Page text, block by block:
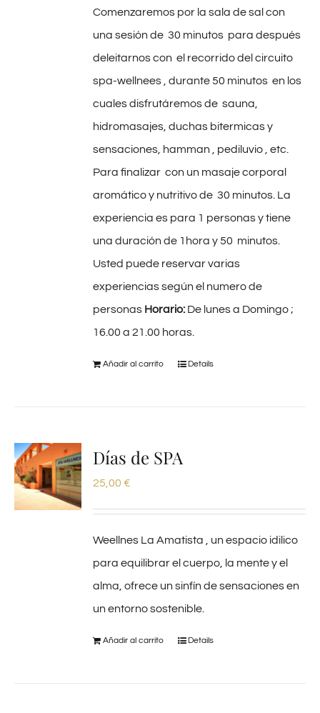
Comenzaremos por la sala de sal con
una sesión de 30 minutos para después
deleitarnos con el recorrido del circuito
spa-wellnees , durante 50 minutos en los
cuales disfrutáremos de sauna,
hidromasajes, duchas bitermicas y
sensaciones, hamman , pediluvio , etc.
Para finalizar con un masaje corporal
aromático y nutritivo de 30 minutos. La
experiencia es para 1 personas y tiene
una duración de 1hora y 50 minutos.
Usted puede reservar varias
experiencias según el numero de
personas Horario: De lunes a Domingo ;
16.00 a 21.00 horas.
Añadir al carrito Details
Días de SPA
25,00 €
Weellnes La Amatista , un espacio idilico
para equilibrar el cuerpo, la mente y el
alma, ofrece un sinfín de sensaciones en
un entorno sostenible.
Añadir al carrito Details